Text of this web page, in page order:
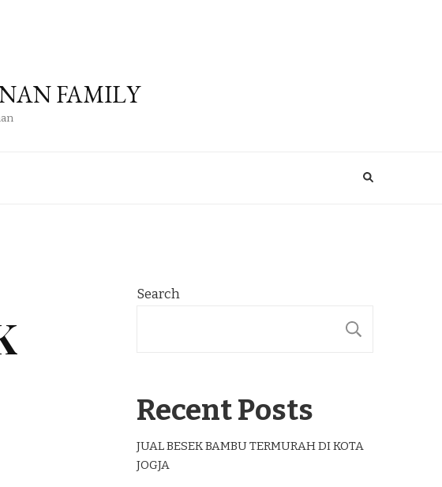
FAMILY
Search
Recent Posts
JUAL BESEK BAMBU TERMURAH DI KOTA
JOGJA